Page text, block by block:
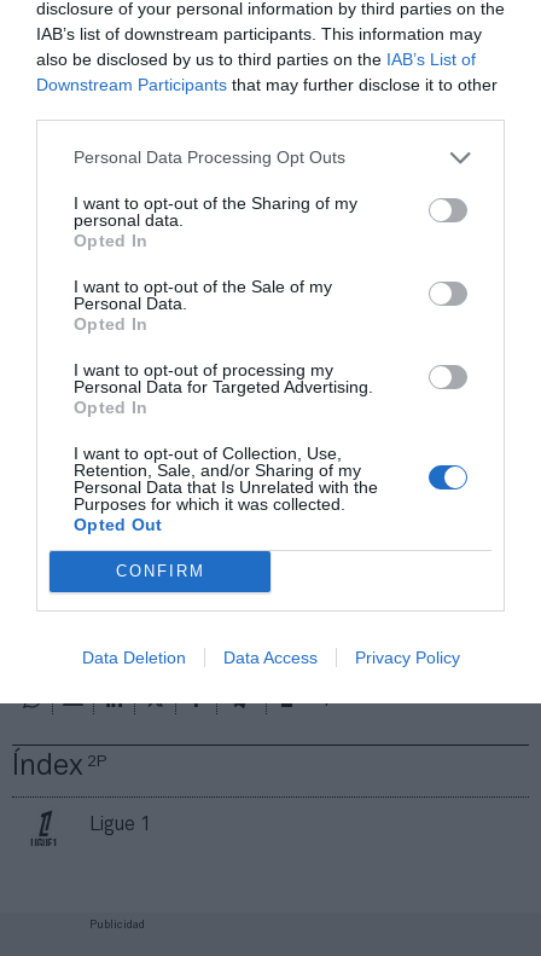
disclosure of your personal information by third parties on the
IAB’s list of downstream participants. This information may
also be disclosed by us to third parties on the IAB’s List of
Downstream Participants that may further disclose it to other
Personal Data Processing Opt Outs
I want to opt-out of the Sharing of my
personal data.
Opted In
I want to opt-out of the Sale of my
Personal Data.
Opted In
I want to opt-out of processing my
Personal Data for Targeted Advertising.
Opted In
I want to opt-out of Collection, Use,
Retention, Sale, and/or Sharing of my
Personal Data that Is Unrelated with the
Purposes for which it was collected.
Opted Out
CONFIRM
Data Deletion Data Access Privacy Policy
Índex2P
Ligue 1
Sobre Intelligence 2P
Intelligence 2Pes la unidad de estrategia e
clubes de LaLiga, Liga F y Primera Federación; 200
La plataforma también contabiliza la asistencia a
todos los eventos deportivos, de entretenimiento y
de patrocinio en el mercado español y otros 7.000
contratos de las ligas europeas y norteamericanas de
tipología de activos, marcas, categorías de producto y
valor económico aproximado de cada acuerdo. Si
quieres más información, contacta con nosotros a
Añadir2Playbookcomo fuente preferida de Google
de forma gratuita
Mantente informado con las últimas noticias de actualidad.
ACTIVAR AHORA
Compartir
Publicidad